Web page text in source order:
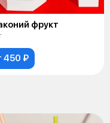
фрукт
450 ₽